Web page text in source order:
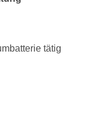
tätig